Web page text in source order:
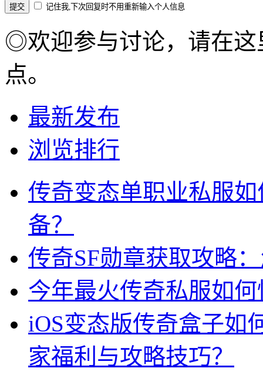
记住我,下次回复时不用重新输入个人信息
◎欢迎参与讨论，请在这
点。
最新发布
浏览排行
传奇变态单职业私服
备？
传奇SF勋章获取攻略
今年最火传奇私服如
iOS变态版传奇盒子如
家福利与攻略技巧？